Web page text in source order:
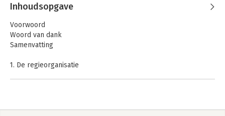
verscheen in 2005.
Inhoudsopgave
Voorwoord
Woord van dank
Samenvatting
1. De regieorganisatie